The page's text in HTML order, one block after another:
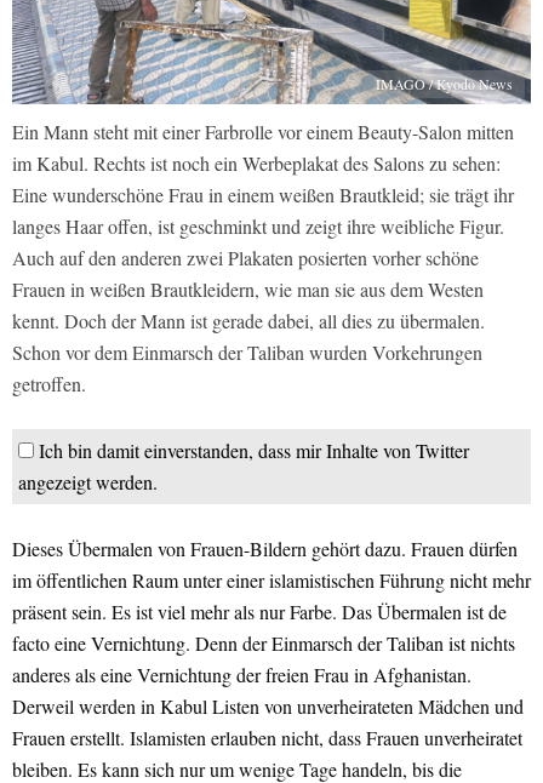
IMAGO / Kyodo News
Ein Mann steht mit einer Farbrolle vor einem Beauty-Salon mitten
im Kabul. Rechts ist noch ein Werbeplakat des Salons zu sehen:
Eine wunderschöne Frau in einem weißen Brautkleid; sie trägt ihr
langes Haar offen, ist geschminkt und zeigt ihre weibliche Figur.
Auch auf den anderen zwei Plakaten posierten vorher schöne
Frauen in weißen Brautkleidern, wie man sie aus dem Westen
kennt. Doch der Mann ist gerade dabei, all dies zu übermalen.
Schon vor dem Einmarsch der Taliban wurden Vorkehrungen
getroffen.
Ich bin damit einverstanden, dass mir Inhalte von Twitter
angezeigt werden.
Dieses Übermalen von Frauen-Bildern gehört dazu. Frauen dürfen
im öffentlichen Raum unter einer islamistischen Führung nicht mehr
präsent sein. Es ist viel mehr als nur Farbe. Das Übermalen ist de
facto eine Vernichtung. Denn der Einmarsch der Taliban ist nichts
anderes als eine Vernichtung der freien Frau in Afghanistan.
Derweil werden in Kabul Listen von unverheirateten Mädchen und
Frauen erstellt. Islamisten erlauben nicht, dass Frauen unverheiratet
bleiben. Es kann sich nur um wenige Tage handeln, bis die